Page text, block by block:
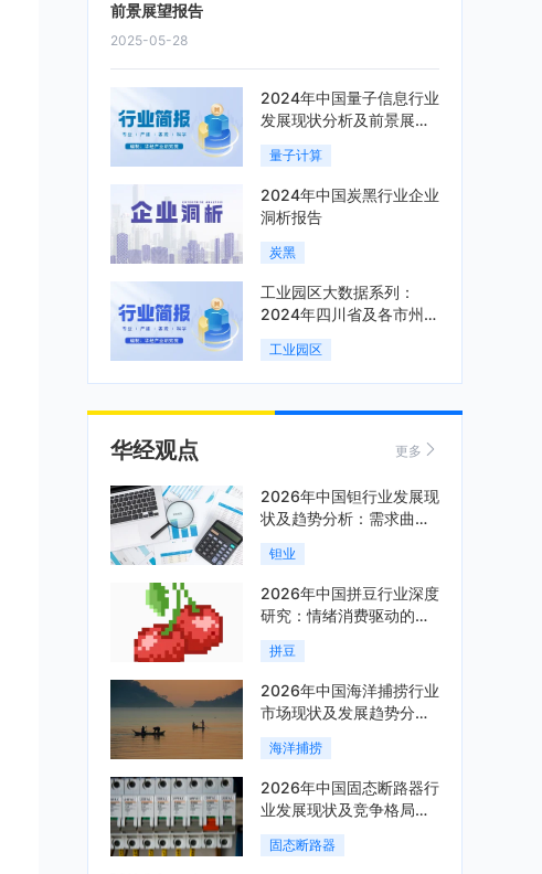
前景展望报告
2025-05-28
2024年中国量子信息行业
发展现状分析及前景展望
报告
量子计算
2024年中国炭黑行业企业
洞析报告
炭黑
工业园区大数据系列：
2024年四川省及各市州工
业园区全景洞析报告
工业园区
华经观点 更多
2026年中国钽行业发展现
状及趋势分析：需求曲线
陡峭与供给曲线平缓的博
弈加剧「图」
钽业
2026年中国拼豆行业深度
研究：情绪消费驱动的新
兴手工赛道「图」
拼豆
2026年中国海洋捕捞行业
市场现状及发展趋势分
析：科技赋能与智能化转
型加速「图」
海洋捕捞
2026年中国固态断路器行
业发展现状及竞争格局分
析：国际巨头领跑技术，
国内企业加速追赶「图」
固态断路器